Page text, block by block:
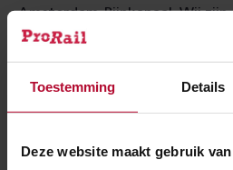
Toestemming Details
Deze website maakt gebruik
Amsterdam-Rijnkanaal. Wij
leuk vindt, kan thuis meekijken
zien wat er allemaal op de